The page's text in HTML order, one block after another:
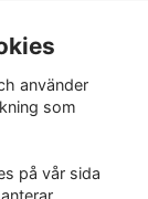
använder
som
på vår sida